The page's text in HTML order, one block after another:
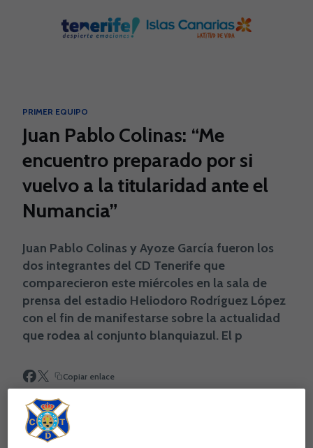
PRIMER EQUIPO
Juan Pablo Colinas: “Me
encuentro preparado por si
vuelvo a la titularidad ante el
Numancia”
Juan Pablo Colinas y Ayoze García fueron los
dos integrantes del CD Tenerife que
comparecieron este miércoles en la sala de
prensa del estadio Heliodoro Rodríguez López
con el fin de manifestarse sobre la actualidad
que rodea al conjunto blanquiazul. El p
Copiar enlace